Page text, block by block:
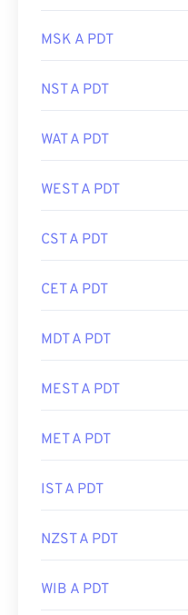
MSK A PDT
NST A PDT
WAT A PDT
WEST A PDT
CST A PDT
CET A PDT
MDT A PDT
MEST A PDT
MET A PDT
IST A PDT
NZST A PDT
WIB A PDT